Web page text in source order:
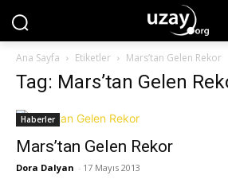
Ana Sayfa Etiketler Mars’tan Gelen Rekor
Tag: Mars’tan Gelen
Haberler
Mars’tan Gelen Rekor
Dora Dalyan - 17 Mayıs 2013